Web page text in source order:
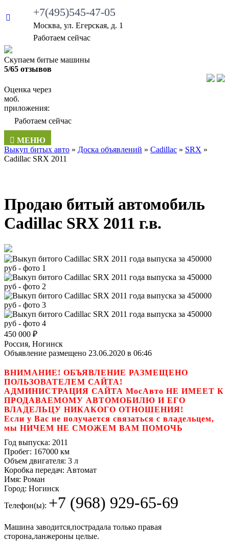
+7(495)545-47-05
Москва, ул. Егерская, д. 1
Работаем сейчас
Скупаем битые машины
5/65 отзывов
Оценка через
моб.
приложения:
Работаем сейчас
МЕНЮ
Выкуп битых авто » Доска объявлений » Cadillac » SRX »
Cadillac SRX 2011
Продаю битый автомобиль
Cadillac SRX 2011 г.в.
450 000 ₽
Россия, Ногинск
Объявление размещено 23.06.2020 в 06:46
ВНИМАНИЕ! ОБЪЯВЛЕНИЕ РАЗМЕЩЕНО
ПОЛЬЗОВАТЕЛЕМ САЙТА!
АДМИНИСТРАЦИЯ САЙТА МосАвто НЕ ИМЕЕТ К
ПРОДАВАЕМОМУ АВТОМОБИЛЮ И ЕГО
ВЛАДЕЛЬЦУ НИКАКОГО ОТНОШЕНИЯ!
Если у Вас не получается связаться с владельцем,
мы НИЧЕМ НЕ СМОЖЕМ ВАМ ПОМОЧЬ
Год выпуска: 2011
Пробег: 167000 км
Объем двигателя: 3 л
Коробка передач: Автомат
Имя: Роман
Город: Ногинск
Телефон(ы): +7 (968) 929-65-69
Машина заводится,пострадала только правая
сторона,ланжероны целые.